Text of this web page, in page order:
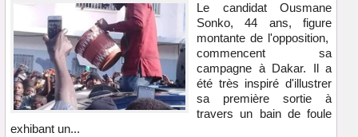
Le candidat Ousmane
Sonko, 44 ans, figure
montante de l'opposition,
commencent sa
campagne à Dakar. Il a
été très inspiré d'illustrer
sa première sortie à
travers un bain de foule
exhibant un...